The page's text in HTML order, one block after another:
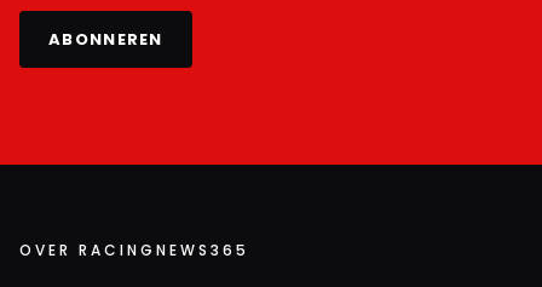
ABONNEREN
OVER RACINGNEWS365